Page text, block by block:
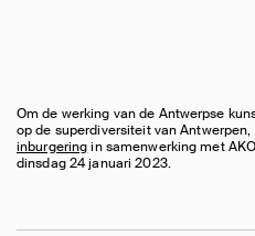
Om de werking van de Antwerpse
op de superdiversiteit van
inburgeringin samenwerking met
dinsdag 24 januari 2023.